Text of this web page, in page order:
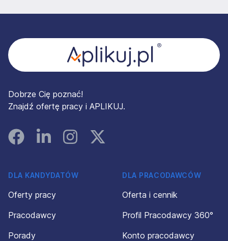
Dobrze Cię poznać!
Znajdź ofertę pracy i APLIKUJ.
FacebookLinked InInstagramInstagram
DLA KANDYDATÓW
Oferty pracy
Pracodawcy
Porady
DLA PRACODAWCÓW
Oferta i cennik
Profil Pracodawcy 360°
Konto pracodawcy